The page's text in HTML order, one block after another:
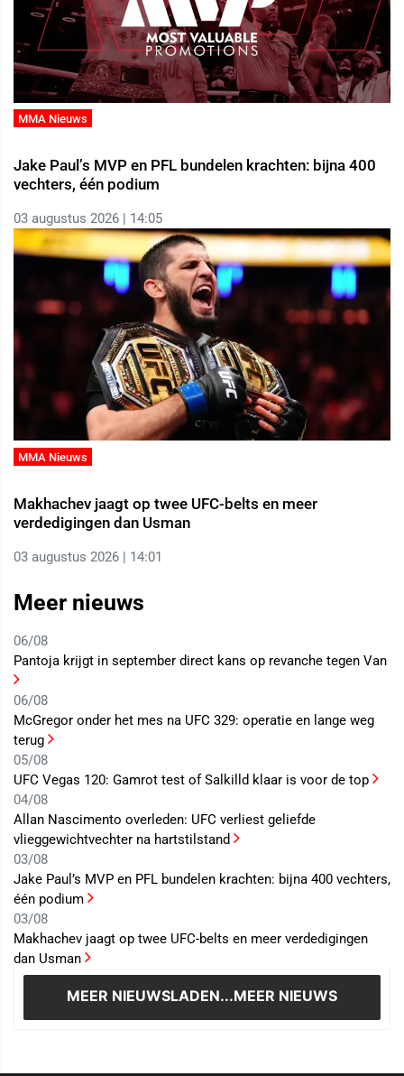
MMA Nieuws
Jake Paul’s MVP en PFL bundelen krachten: bijna 400
vechters, één podium
03 augustus 2026 | 14:05
MMA Nieuws
Makhachev jaagt op twee UFC-belts en meer
verdedigingen dan Usman
03 augustus 2026 | 14:01
Meer nieuws
06/08
Pantoja krijgt in september direct kans op revanche tegen Van
06/08
McGregor onder het mes na UFC 329: operatie en lange weg
terug
05/08
UFC Vegas 120: Gamrot test of Salkilld klaar is voor de top
04/08
Allan Nascimento overleden: UFC verliest geliefde
vlieggewichtvechter na hartstilstand
03/08
Jake Paul’s MVP en PFL bundelen krachten: bijna 400 vechters,
één podium
03/08
Makhachev jaagt op twee UFC-belts en meer verdedigingen
dan Usman
MEER NIEUWSLADEN...MEER NIEUWS